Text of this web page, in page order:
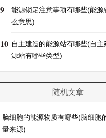
9
能源锁定注意事项有哪些(能源
么意思)
10 自主建造的能源站有哪些(自主
源站有哪些类型)
随机文章
脑细胞的能源物质有哪些(脑细胞
量来源)